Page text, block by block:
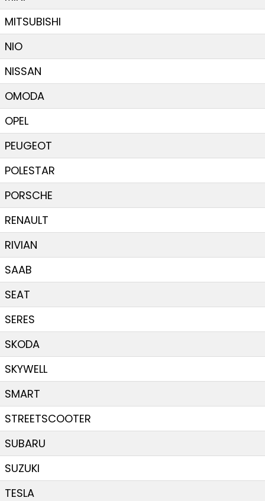
MITSUBISHI
NIO
NISSAN
OMODA
OPEL
PEUGEOT
POLESTAR
PORSCHE
RENAULT
RIVIAN
SAAB
SEAT
SERES
SKODA
SKYWELL
SMART
STREETSCOOTER
SUBARU
SUZUKI
TESLA